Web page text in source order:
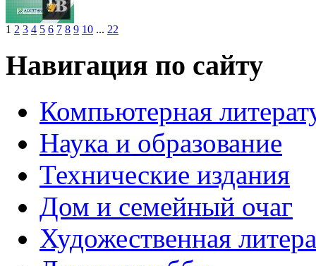
1 2 3 4 5 6 7 8 9 10 ... 22
Навигация по сайту
Компьютерная
Наука и образование
Технические издания
Дом и семейный очаг
Художественная